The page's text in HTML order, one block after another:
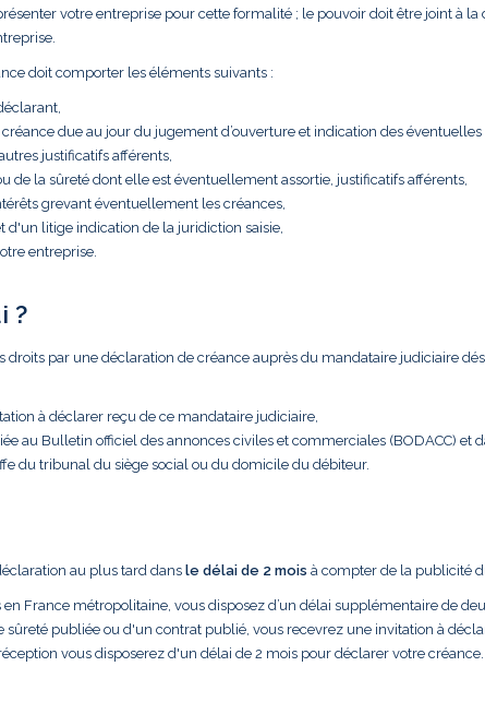
votre entreprise pour cette formalité ; le pouvoir doit être joint à la
doit comporter les éléments suivants :
due au jour du jugement d’ouverture et indication des
justificatifs afférents,
de la sûreté dont elle est éventuellement assortie, justificatifs afférents,
grevant éventuellement les créances,
d'un litige indication de la juridiction saisie,
entreprise.
?
droits par une déclaration de créance auprès du mandataire judiciaire
à déclarer reçu de ce mandataire judiciaire,
au Bulletin officiel des annonces civiles et commerciales (BODACC) et
du tribunal du siège social ou du domicile du débiteur.
au plus tard dans le délai de 2 mois à compter de la publicité
en France métropolitaine, vous disposez d’un délai supplémentaire de
sûreté publiée ou d'un contrat publié, vous recevrez une invitation à
vous disposerez d'un délai de 2 mois pour déclarer votre créance.